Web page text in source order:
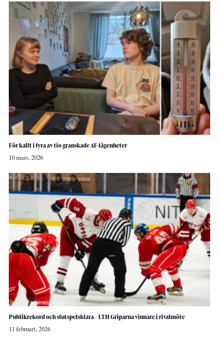
För kallt i fyra av tio granskade AF-lägenheter
10 mars, 2026
Publikrekord och slutspelsklara – LTH Griparna vinnare i rivalmöte
11 februari, 2026